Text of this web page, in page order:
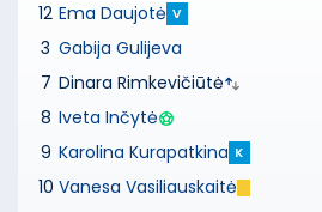
12 Ema Daujotė V
3 Gabija Gulijeva
7 Dinara Rimkevičiūtė
8 Iveta Inčytė
9 Karolina Kurapatkina K
10 Vanesa Vasiliauskaitė